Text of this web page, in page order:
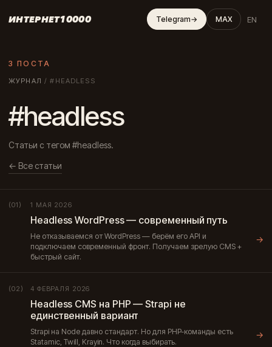
ИНТЕРНЕТ10000 Telegram→ MAX EN
3 ПОСТА
ЖУРНАЛ /#HEADLESS
#headless
Статьи с тегом #headless.
← Все статьи
(01) 1 МАЯ 2026
Headless WordPress — современный путь
Не отказываемся от WordPress — берём его API и
подключаем современный фронт. Получаем зрелую CMS +
быстрый сайт.
→
(02) 4 ФЕВРАЛЯ 2026
Headless CMS на PHP — Strapi не
единственный вариант
Strapi на Node давно стандарт. Но для PHP-команды есть
Statamic, Twill, Krayin. Что когда выбирать.
→